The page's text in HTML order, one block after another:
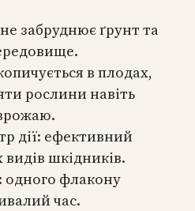
забруднює ґрунт та
в плодах,
рослини навіть
дії: ефективний
шкідників.
одного флакону
час.